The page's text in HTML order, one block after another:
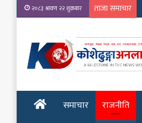
२०८३ श्रावण २२ शुक्रबार ताजा समाचार
होमपेजसमाचार राजनीति